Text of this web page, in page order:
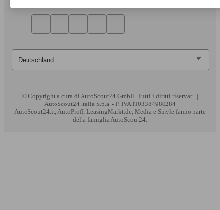
© Copyright a cura di AutoScout24 GmbH. Tutti i diritti riservati. |
AutoScout24 Italia S.p.a. - P. IVA IT03384980284
AutoScout24.it, AutoProff, LeasingMarkt.de, Media e Smyle fanno parte
della famiglia AutoScout24.